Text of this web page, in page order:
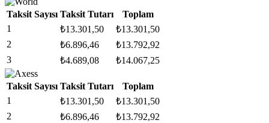
Taksit Sayısı Taksit Tutarı
Toplam
1
₺13.301,50 ₺13.301,50
2
₺6.896,46 ₺13.792,92
3
₺4.689,08 ₺14.067,25
Taksit Sayısı Taksit Tutarı
Toplam
1
₺13.301,50 ₺13.301,50
2
₺6.896,46 ₺13.792,92